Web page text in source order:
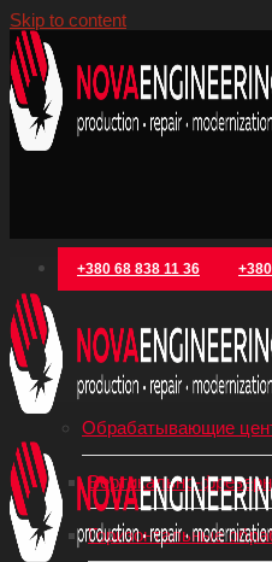
Skip to content
+380 68 838 11 36
Категории товаров
Обрабатывающие
Вертикально-
Горизонтальные